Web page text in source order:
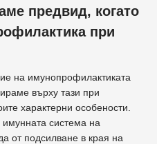
предвид, когато
при
на имунопрофилактиката
върху тази при
характерни особености.
система на
от подсилване в края на